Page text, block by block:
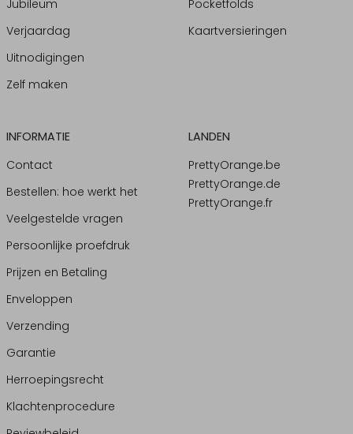
Jubileum
Verjaardag
Uitnodigingen
Zelf maken
Pocketfolds
Kaartversieringen
INFORMATIE
Contact
Bestellen: hoe werkt het
Veelgestelde vragen
Persoonlijke proefdruk
Prijzen en Betaling
Enveloppen
Verzending
Garantie
Herroepingsrecht
Klachtenprocedure
LANDEN
PrettyOrange.be
PrettyOrange.de
PrettyOrange.fr